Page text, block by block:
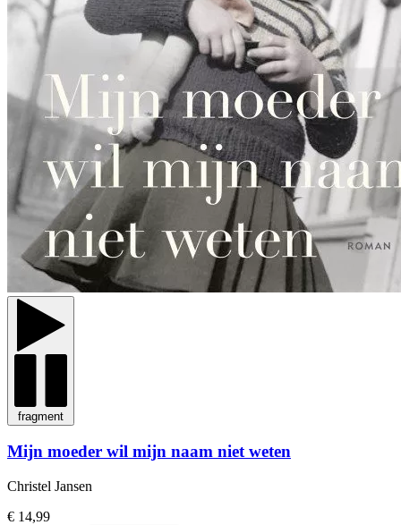
fragment
Mijn moeder wil mijn naam niet weten
Christel Jansen
€ 14,99